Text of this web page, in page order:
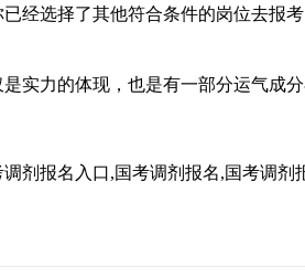
选择了其他符合条件的岗位去报
力的体现，也是有一部分运气成分
报名入口,国考调剂报名,国考调剂